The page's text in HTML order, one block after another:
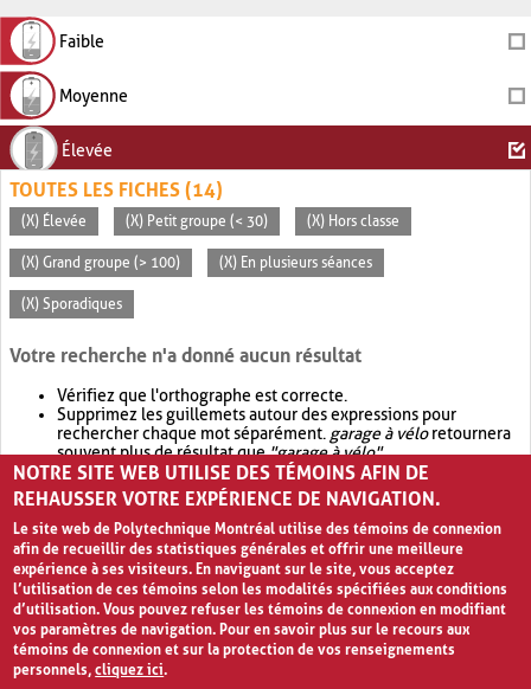
Faible
Moyenne
Élevée
TOUTES LES FICHES (14)
(X) Élevée (X) Petit groupe (< 30) (X) Hors classe
(X) Grand groupe (> 100) (X) En plusieurs séances
(X) Sporadiques
Votre recherche n'a donné aucun résultat
Vérifiez que l'orthographe est correcte.
Supprimez les guillemets autour des expressions pour
rechercher chaque mot séparément. garage à véloretournera
souvent plus de résultat que"garage à vélo".
Envisagez d'élargir votre recherche avec OR.garage OR vélo
retournera souvent plus de résultat quegarage à vélo
NOTRE SITE WEB UTILISE DES TÉMOINS AFIN DE
REHAUSSER VOTRE EXPÉRIENCE DE NAVIGATION.
Le site web de Polytechnique Montréal utilise des témoins de connexion
afin de recueillir des statistiques générales et offrir une meilleure
expérience à ses visiteurs. En naviguant sur le site, vous acceptez
l’utilisation de ces témoins selon les modalités spécifiées aux conditions
d’utilisation. Vous pouvez refuser les témoins de connexion en modifiant
vos paramètres de navigation. Pour en savoir plus sur le recours aux
témoins de connexion et sur la protection de vos renseignements
personnels,cliquez ici.